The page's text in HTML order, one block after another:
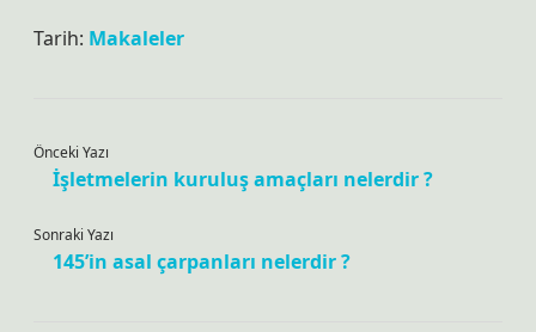
Tarih: Makaleler
Önceki Yazı
İşletmelerin kuruluş amaçları nelerdir ?
Sonraki Yazı
145’in asal çarpanları nelerdir ?